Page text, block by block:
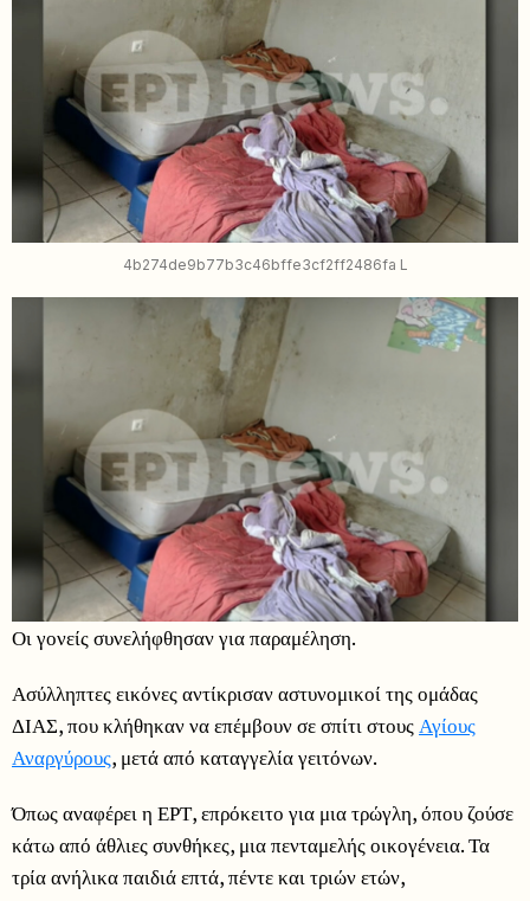
4b274de9b77b3c46bffe3cf2ff2486fa L
Οι γονείς συνελήφθησαν για παραμέληση.
Ασύλληπτες εικόνες αντίκρισαν αστυνομικοί της ομάδας
ΔΙΑΣ, που κλήθηκαν να επέμβουν σε σπίτι στουςΑγίους
Αναργύρους, μετά από καταγγελία γειτόνων.
Όπως αναφέρει η ΕΡΤ, επρόκειτο για μια τρώγλη, όπου ζούσε
κάτω από άθλιες συνθήκες, μια πενταμελής οικογένεια. Τα
τρία ανήλικα παιδιά επτά, πέντε και τριών ετών,